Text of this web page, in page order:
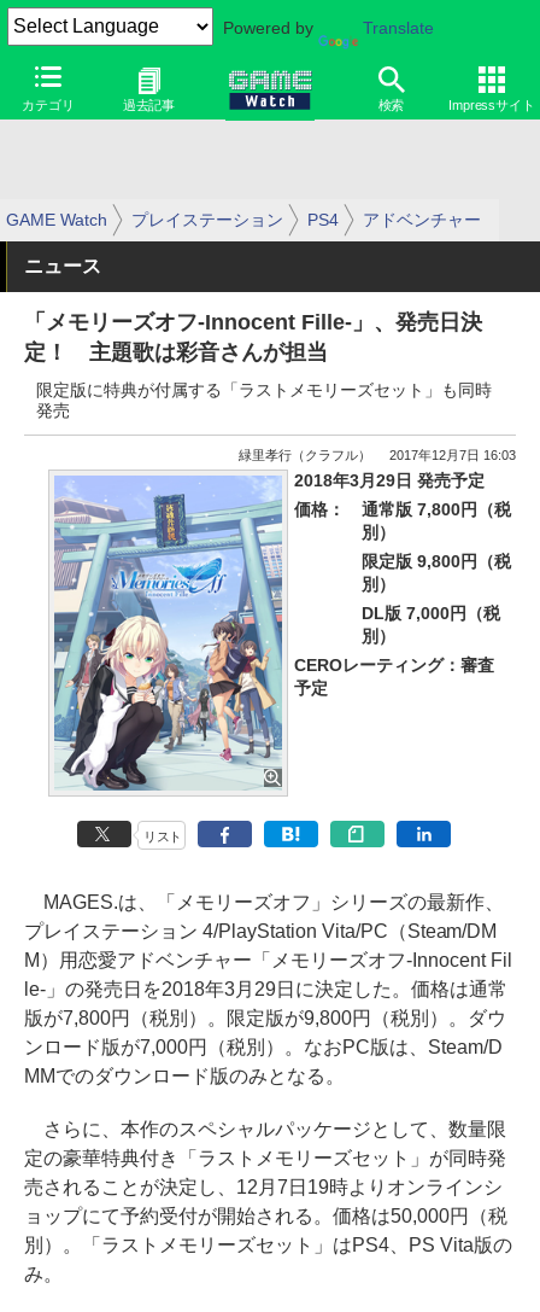
Powered by Translate
カテゴリ 過去記事 検索 Impressサイト
GAME Watch プレイステーション PS4 アドベンチャー
ニュース
「メモリーズオフ-Innocent Fille-」、発売日決
定！ 主題歌は彩音さんが担当
限定版に特典が付属する「ラストメモリーズセット」も同時
発売
緑里孝行（クラフル） 2017年12月7日 16:03
2018年3月29日 発売予定
価格：
通常版 7,800円（税
別）
限定版 9,800円（税
別）
DL版 7,000円（税
別）
CEROレーティング：審査
予定
リスト
MAGES.は、「メモリーズオフ」シリーズの最新作、
プレイステーション 4/PlayStation Vita/PC（Steam/DM
M）用恋愛アドベンチャー「メモリーズオフ-Innocent Fil
le-」の発売日を2018年3月29日に決定した。価格は通常
版が7,800円（税別）。限定版が9,800円（税別）。ダウ
ンロード版が7,000円（税別）。なおPC版は、Steam/D
MMでのダウンロード版のみとなる。
さらに、本作のスペシャルパッケージとして、数量限
定の豪華特典付き「ラストメモリーズセット」が同時発
売されることが決定し、12月7日19時よりオンラインシ
ョップにて予約受付が開始される。価格は50,000円（税
別）。「ラストメモリーズセット」はPS4、PS Vita版の
み。